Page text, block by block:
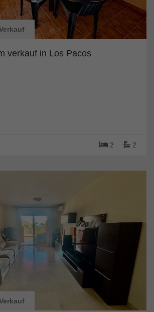
verkauf in Los Pacos
2 2